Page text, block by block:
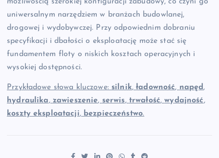
uniwersalnym narzędziem w branżach budowlanej,
drogowej i wydobywczej. Przy odpowiednim dobraniu
specyfikacji i dbałości o eksploatację może stać się
fundamentem floty o niskich kosztach operacyjnych i
wysokiej dostępności.
Przykładowe słowa kluczowe: silnik,ładowność, napęd,
hydraulika, zawieszenie, serwis, trwałość,wydajność,
koszty eksploatacji, bezpieczeństwo.